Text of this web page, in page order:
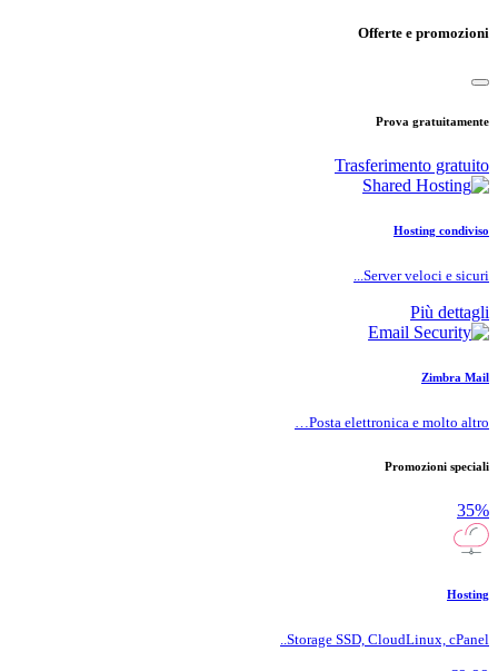
Offerte e promozioni
Prova gratuitamente
Trasferimento gratuito
Hosting condiviso
Server veloci e sicuri...
Più dettagli
Zimbra Mail
Posta elettronica e molto altro…
Promozioni speciali
35%
Hosting
Storage SSD, CloudLinux, cPanel..